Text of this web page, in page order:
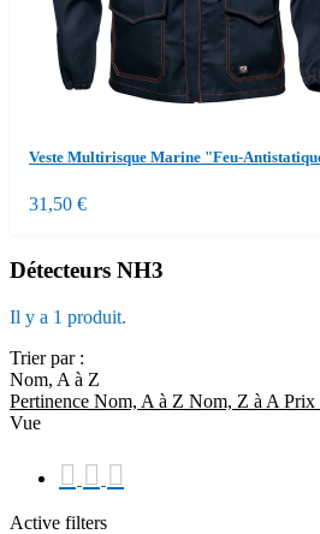
Veste Multirisque Marine "Feu-
31,50 €
Détecteurs NH3
Il y a 1 produit.
Trier par :
Nom, A à Z
Pertinence Nom, A à Z Nom, Z à A Prix
Vue
  
Active filters